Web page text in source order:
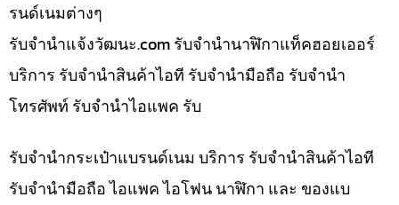
รนด์เนมต่างๆ
รับจํานําแจ้งวัฒนะ.com รับจำนำนาฬิกาแท็คฮอยเออร์
บริการ รับจำนำสินค้าไอที รับจำนำมือถือ รับจำนำ
โทรศัพท์ รับจำนำไอแพค รับ
รับจำนำกระเป๋าแบรนด์เนม บริการ รับจำนำสินค้าไอที
รับจำนำมือถือ ไอแพค ไอโฟน นาฬิกา และ ของแบ